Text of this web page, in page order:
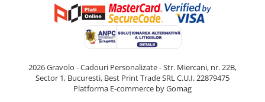
2026 Gravolo - Cadouri Personalizate - Str. Miercani, nr. 22B,
Sector 1, Bucuresti, Best Print Trade SRL C.U.I. 22879475
Platforma E-commerce by Gomag